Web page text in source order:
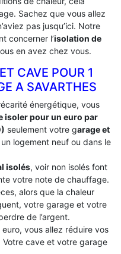
Sachez que vous allez
pas jusqu’ici. Notre
concerner l’isolation de
en avez chez vous.
CAVE POUR 1
A SAVARTHES
énergétique, vous
isoler pour un euro par
seulement votre garage et
logement neuf ou dans le
isolés, voir non isolés font
votre note de chauffage.
alors que la chaleur
votre garage et votre
de l’argent.
euro, vous allez réduire vos
Votre cave et votre garage